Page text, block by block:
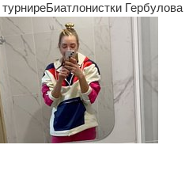
Биатлонистки Гербулова